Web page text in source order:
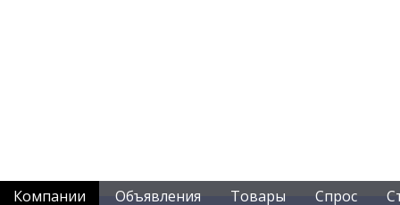
Компании Объявления Товары Спрос